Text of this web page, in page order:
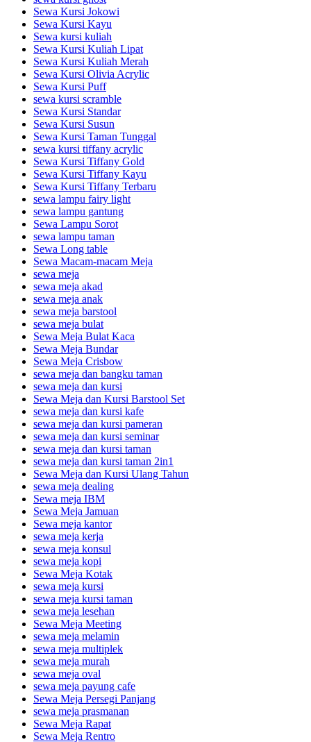
Sewa Kursi Jokowi
Sewa Kursi Kayu
Sewa kursi kuliah
Sewa Kursi Kuliah Lipat
Sewa Kursi Kuliah Merah
Sewa Kursi Olivia Acrylic
Sewa Kursi Puff
sewa kursi scramble
Sewa Kursi Standar
Sewa Kursi Susun
Sewa Kursi Taman Tunggal
sewa kursi tiffany acrylic
Sewa Kursi Tiffany Gold
Sewa Kursi Tiffany Kayu
Sewa Kursi Tiffany Terbaru
sewa lampu fairy light
sewa lampu gantung
Sewa Lampu Sorot
sewa lampu taman
Sewa Long table
Sewa Macam-macam Meja
sewa meja
sewa meja akad
sewa meja anak
sewa meja barstool
sewa meja bulat
Sewa Meja Bulat Kaca
Sewa Meja Bundar
Sewa Meja Crisbow
sewa meja dan bangku taman
sewa meja dan kursi
Sewa Meja dan Kursi Barstool Set
sewa meja dan kursi kafe
sewa meja dan kursi pameran
sewa meja dan kursi seminar
sewa meja dan kursi taman
sewa meja dan kursi taman 2in1
Sewa Meja dan Kursi Ulang Tahun
sewa meja dealing
Sewa meja IBM
Sewa Meja Jamuan
Sewa meja kantor
sewa meja kerja
sewa meja konsul
sewa meja kopi
Sewa Meja Kotak
sewa meja kursi
sewa meja kursi taman
sewa meja lesehan
Sewa Meja Meeting
sewa meja melamin
sewa meja multiplek
sewa meja murah
sewa meja oval
sewa meja payung cafe
Sewa Meja Persegi Panjang
sewa meja prasmanan
Sewa Meja Rapat
Sewa Meja Rentro